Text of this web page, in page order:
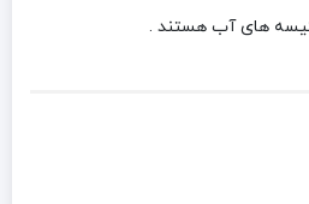
های آب هستند .